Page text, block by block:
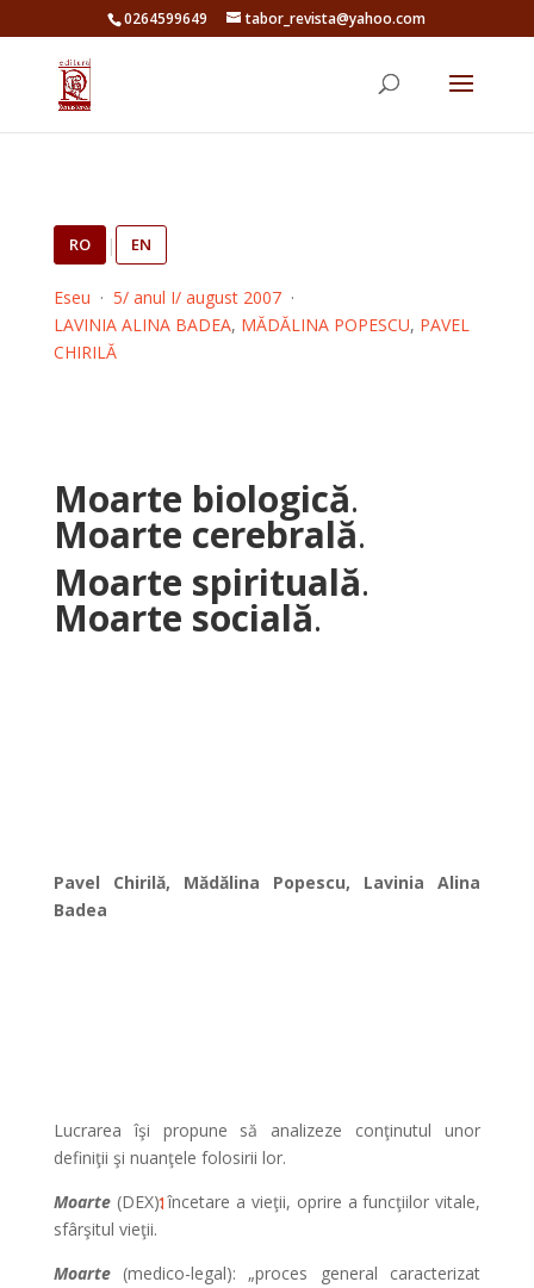
0264599649 tabor_revista@yahoo.com
RO | EN
Eseu · 5/ anul I/ august 2007·
LAVINIA ALINA BADEA, MĂDĂLINA POPESCU, PAVEL
CHIRILĂ
Moarte biologică.
Moarte cerebrală.
Moarte spirituală.
Moarte socială.
Pavel Chirilă, Mădălina Popescu, Lavinia Alina
Badea
Lucrarea îşi propune să analizeze conţinutul unor
definiţii şi nuanţele folosirii lor.
Moarte(DEX): încetare a vieţii, oprire a funcţiilor vitale,
sfârşitul vieţii.
1
Moarte(medico-legal): „proces general caracterizat